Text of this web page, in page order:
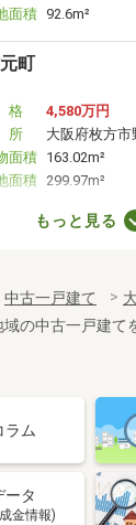
面積 92.6m²
町
格
4,580万円
所
大阪府枚方市
面積 163.02m²
面積 299.97m²
久保２丁目
所
大阪府泉南郡
面積 95.22m²
町１
4,780万円
所
大阪府和泉
面積
88.59m²
面積 111.93m²
もっと見る
中古一戸建て
の中古一戸建て
ラム
ータ
金情報)